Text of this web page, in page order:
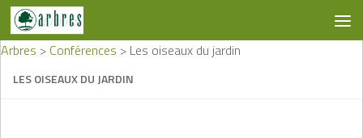
Skip to content
Arbres > Conférences > Les oiseaux du jardin
LES OISEAUX DU JARDIN